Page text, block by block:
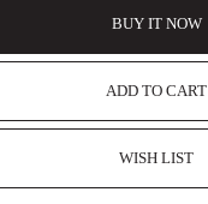
BUY IT NOW
ADD TO CART
WISH LIST